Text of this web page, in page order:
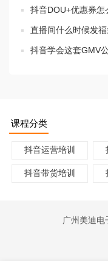
抖音DOU+优惠券
直播间什么时候发
抖音学会这套GMV
课程分类
抖音运营培训
抖音带货培训
广州美迪电